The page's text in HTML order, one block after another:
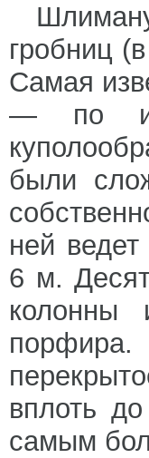
гробниц
Самая
— по
были
ней
6 м.
колонны
вплоть
самым